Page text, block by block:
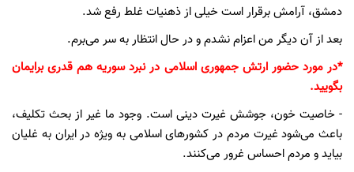
دمشق، آرامش برقرار است خیلی از ذهنیات غلط رفع شد.
بعد از آن دیگر من اعزام نشدم و در حال انتظار به سر می‌برم.
*در مورد حضور ارتش جمهوری اسلامی در نبرد سوریه هم قدری برایمان
بگویید.
- خاصیت خون، جوشش غیرت دینی است. وجود ما غیر از بحث تکلیف،
باعث می‌شود غیرت مردم در کشورهای اسلامی ‌به ویژه در ایران به غلیان
بیاید و مردم احساس غرور می‌کنند.